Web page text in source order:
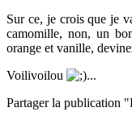
Sur ce, je crois que je
camomille, non, un
orange et vanille,
Voilivoilou
...
Partager la publication